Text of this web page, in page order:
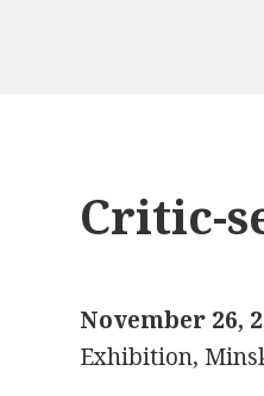
Critic-
November 26,
Exhibition,